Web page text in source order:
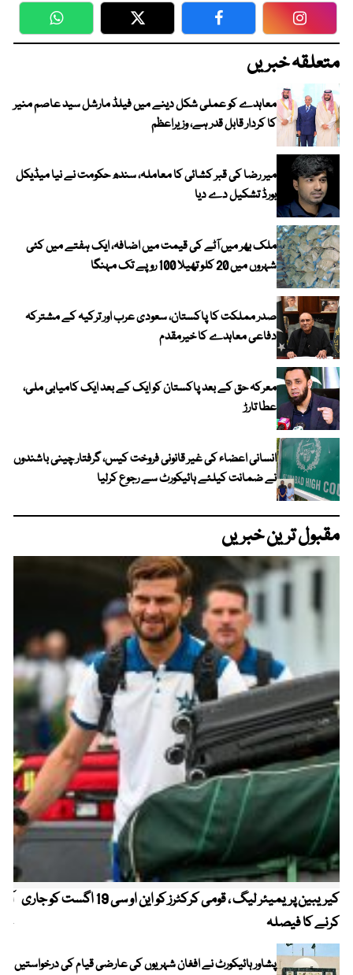
WhatsApp Twitter Facebook
متعلقہ خبریں
معاہدے کو عملی شکل دینے میں فیلڈ مارشل سید عاصم منیر
کا کردار قابل قدر ہے، وزیراعظم
میر رضا کی قبر کشائی کا معاملہ، سندھ حکومت نے نیا میڈیکل
بورڈ تشکیل دے دیا
ملک بھر میں آٹے کی قیمت میں اضافہ، ایک ہفتے میں کئی
شہروں میں 20 کلو تھیلا 100 روپے تک مہنگا
صدر مملکت کا پاکستان، سعودی عرب اور ترکیہ کے مشترکہ
دفاعی معاہدے کا خیرمقدم
معرکہ حق کے بعد پاکستان کو ایک کے بعد ایک کامیابی ملی،
عطا تارڑ
انسانی اعضاء کی غیر قانونی فروخت کیس، گرفتار چینی باشندوں
نے ضمانت کیلئے ہائیکورٹ سے رجوع کرلیا
مقبول ترین خبریں
کیریبین پریمیئر لیگ ، قومی کرکٹرز کو این او سی 19 اگست کو جاری
کرنے کا فیصلہ
پشاور ہائیکورٹ نے افغان شہریوں کی عارضی قیام کی درخواستیں